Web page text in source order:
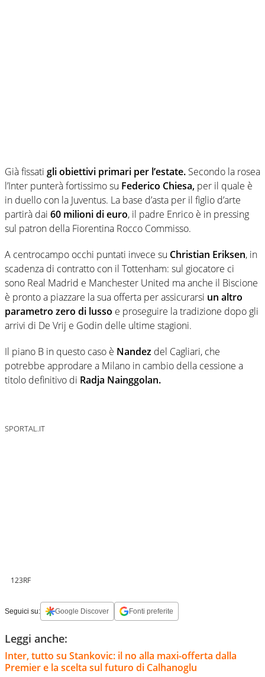
Già fissati gli obiettivi primari per l’estate. Secondo la rosea
l’Inter punterà fortissimo su Federico Chiesa, per il quale è
in duello con la Juventus. La base d’asta per il figlio d’arte
partirà dai 60 milioni di euro, il padre Enrico è in pressing
sul patron della Fiorentina Rocco Commisso.
A centrocampo occhi puntati invece su Christian Eriksen, in
scadenza di contratto con il Tottenham: sul giocatore ci
sono Real Madrid e Manchester United ma anche il Biscione
è pronto a piazzare la sua offerta per assicurarsi un altro
parametro zero di lusso e proseguire la tradizione dopo gli
arrivi di De Vrij e Godin delle ultime stagioni.
Il piano B in questo caso è Nandez del Cagliari, che
potrebbe approdare a Milano in cambio della cessione a
titolo definitivo di Radja Nainggolan.
SPORTAL.IT
123RF
Seguici su: Google Discover Fonti preferite
Leggi anche:
Inter, tutto su Stankovic: il no alla maxi-offerta dalla
Premier e la scelta sul futuro di Calhanoglu